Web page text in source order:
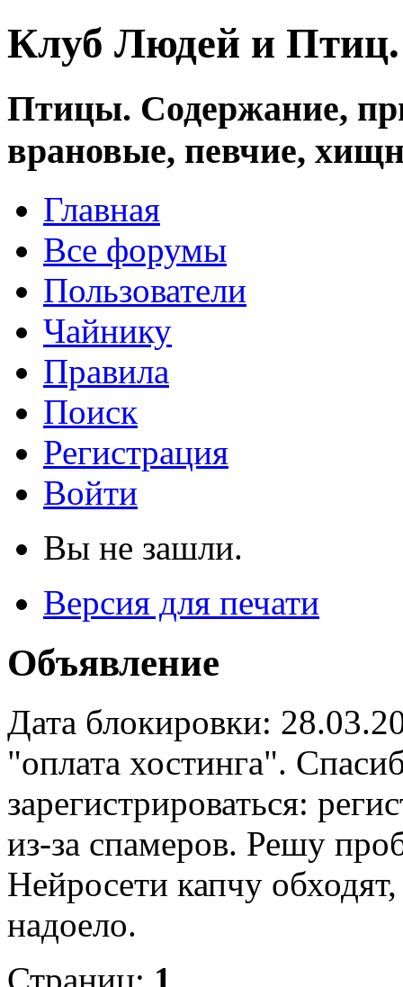
Клуб Людей и
Птицы. Содержание,
врановые, певчие,
Главная
Все форумы
Пользователи
Чайнику
Правила
Поиск
Регистрация
Войти
Вы не зашли.
Версия для печати
Объявление
Дата блокировки:
"оплата хостинга".
зарегистрироваться:
из-за спамеров. Решу
Нейросети капчу
надоело.